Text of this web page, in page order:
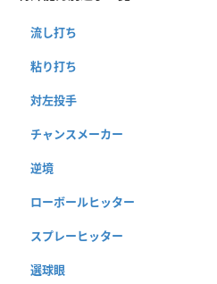
流し打ち
粘り打ち
対左投手
チャンスメーカー
逆境
ローボールヒッター
スプレーヒッター
選球眼